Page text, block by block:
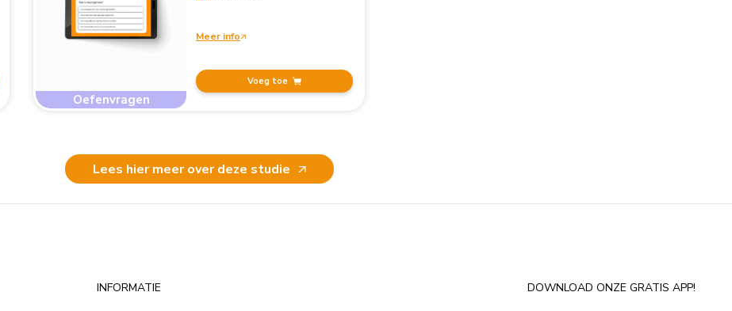
Oefenvragen
Meer info
Voeg toe
Lees hier meer over deze studie
INFORMATIE DOWNLOAD ONZE GRATIS APP!